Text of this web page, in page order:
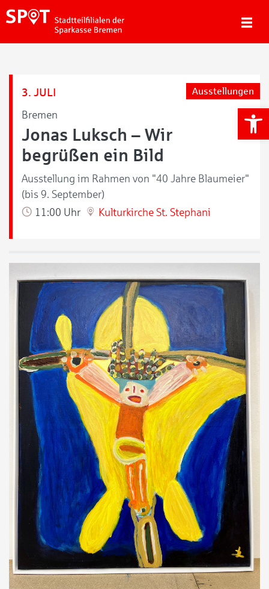
3. JULI
Bremen
Ausstellungen
Jonas Luksch – Wir
begrüßen ein Bild
Ausstellung im Rahmen von "40 Jahre Blaumeier"
(bis 9. September)
11:00 Uhr
Kulturkirche St. Stephani